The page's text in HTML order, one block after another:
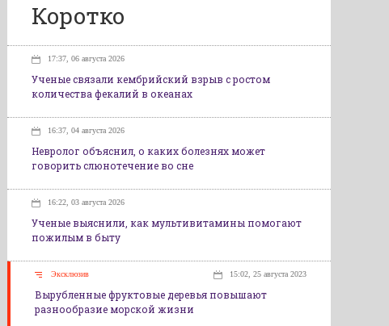
Коротко
17:37, 06 августа 2026
Ученые связали кембрийский взрыв с ростом
количества фекалий в океанах
16:37, 04 августа 2026
Невролог объяснил, о каких болезнях может
говорить слюнотечение во сне
16:22, 03 августа 2026
Ученые выяснили, как мультивитамины помогают
пожилым в быту
Эксклюзив 15:02, 25 августа 2023
Вырубленные фруктовые деревья повышают
разнообразие морской жизни